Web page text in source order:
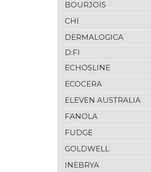
Inebrya
Kaypro
Kérastase
Londa
L'anza
L'oréal Paris
L'oréal
Matrix
Medisept
Moroccanoil
Nioxin
BOURJOIS
CHI
DERMALOGICA
D:FI
ECHOSLINE
ECOCERA
ELEVEN AUSTRALIA
FANOLA
FUDGE
GOLDWELL
INEBRYA